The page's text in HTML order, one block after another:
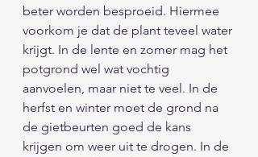
beter worden besproeid. Hiermee
voorkom je dat de plant teveel water
krijgt. In de lente en zomer mag het
potgrond wel wat vochtig
aanvoelen, maar niet te veel. In de
herfst en winter moet de grond na
de gietbeurten goed de kans
krijgen om weer uit te drogen. In de